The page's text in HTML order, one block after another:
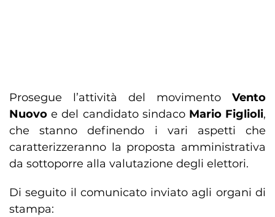
Prosegue l’attività del movimento Vento
Nuovo e del candidato sindaco Mario Figlioli,
che stanno definendo i vari aspetti che
caratterizzeranno la proposta amministrativa
da sottoporre alla valutazione degli elettori.
Di seguito il comunicato inviato agli organi di
stampa: